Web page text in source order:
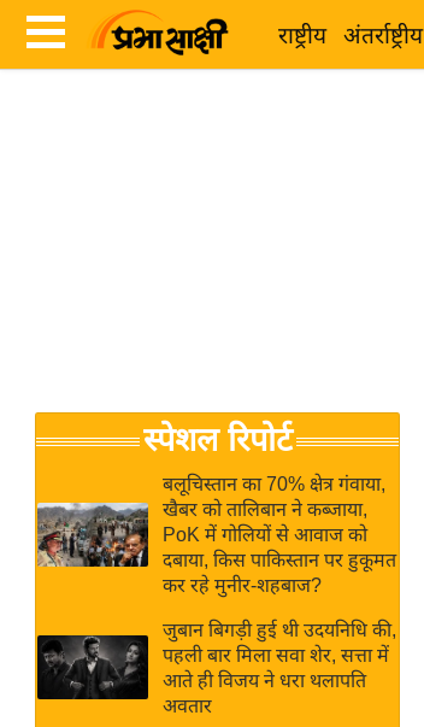
राष्ट्रीय अंतर्राष्ट्रीय
Breaking
News in
Hindi
Hindi
Videos
जगत
राय
बजट
IPL
2026
स्पेशल रिपोर्ट
बलूचिस्तान का 70% क्षेत्र गंवाया,
खैबर को तालिबान ने कब्जाया,
PoK में गोलियों से आवाज को
दबाया, किस पाकिस्तान पर हुकूमत
कर रहे मुनीर-शहबाज?
जुबान बिगड़ी हुई थी उदयनिधि की,
पहली बार मिला सवा शेर, सत्ता में
आते ही विजय ने धरा थलापति
अवतार